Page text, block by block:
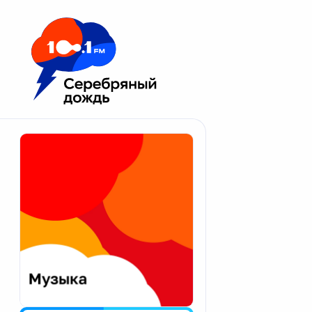
Москва 100.1 FM
Апатиты
Екатеринбург
Калининград
Калуга